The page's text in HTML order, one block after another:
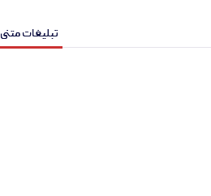
تبلیغات متنی